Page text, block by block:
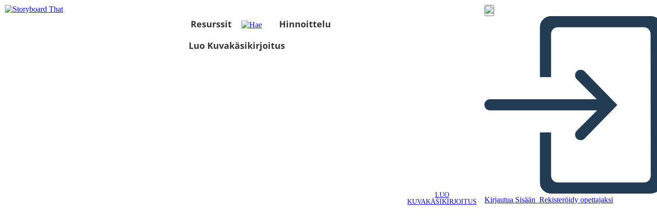
Resurssit
Hinnoittelu
Luo Kuvakäsikirjoitus
LUO
KUVAKÄSIKIRJOITUS
Kirjautua Sisään Rekisteröidy opettajaksi